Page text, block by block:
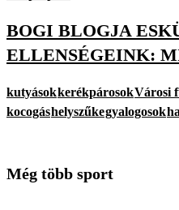
BOGI BLOGJA
ELLENSÉGEINK:
kutyásokkerékpárosokVárosi
kocogáshelyszűkegyalogosok
Még több sport